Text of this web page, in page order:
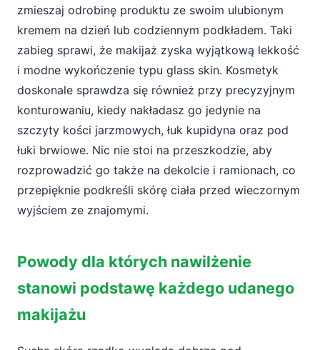
zmieszaj odrobinę produktu ze swoim ulubionym
kremem na dzień lub codziennym podkładem. Taki
zabieg sprawi, że makijaż zyska wyjątkową lekkość
i modne wykończenie typu glass skin. Kosmetyk
doskonale sprawdza się również przy precyzyjnym
konturowaniu, kiedy nakładasz go jedynie na
szczyty kości jarzmowych, łuk kupidyna oraz pod
łuki brwiowe. Nic nie stoi na przeszkodzie, aby
rozprowadzić go także na dekolcie i ramionach, co
przepięknie podkreśli skórę ciała przed wieczornym
wyjściem ze znajomymi.
Powody dla których nawilżenie
stanowi podstawę każdego udanego
makijażu